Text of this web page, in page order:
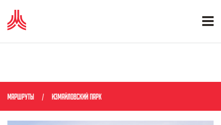
МАРШРУТЫ ИЗМАЙЛОВСКИЙ ПАРК